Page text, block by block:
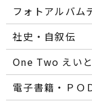
フォトアルバム
社史・自叙伝
One Two えいと
電子書籍・ＰＯ